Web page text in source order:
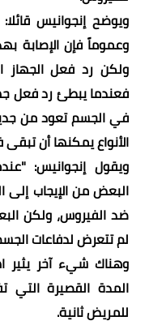
ويوضح إنجوانيس
وعموماً فإن الإصابة
ولكن رد فعل الجهاز
فعندما يبطئ رد فعل
في الجسم تعود من
الأنواع يمكنها أن
ويقول إنجوانيس:
البعض من الإيجاب
ضد الفيروس، ولكن
لم تتعرض لدفاعات
المدة القصيرة التي
للمريض ثانية.